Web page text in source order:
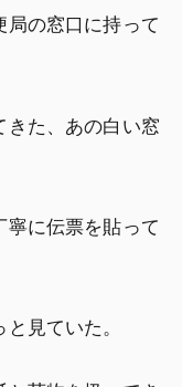
の窓口に持って
きた、あの白い窓
寧に伝票を貼って
見ていた。